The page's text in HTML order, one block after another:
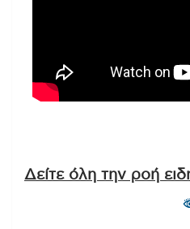
Δείτε όλη την ροή